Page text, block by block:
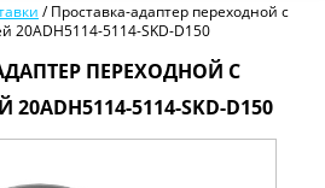
/Проставка-адаптер переходной с
20ADH5114-5114-SKD-D150
ПЕРЕХОДНОЙ С
5114-SKD-D150